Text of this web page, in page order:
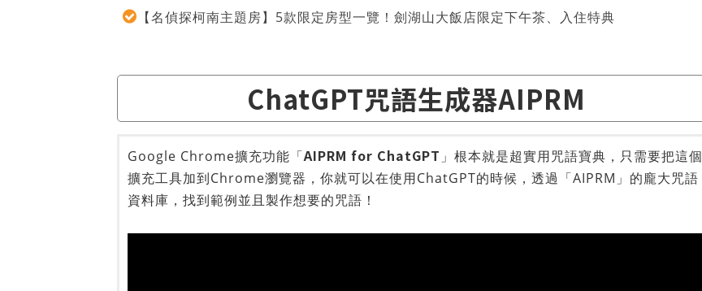
【名偵探柯南主題房】5款限定房型一覽！劍湖山大飯店限定下午茶、入住特典
ChatGPT咒語生成器AIPRM
Google Chrome擴充功能「AIPRM for ChatGPT 」根本就是超實用咒語寶典，只需要把這個
擴充工具加到Chrome瀏覽器，你就可以在使用ChatGPT的時候，透過「AIPRM」的龐大咒語
資料庫，找到範例並且製作想要的咒語！